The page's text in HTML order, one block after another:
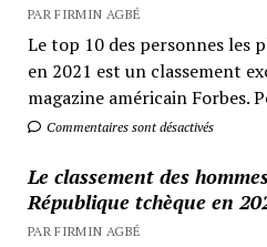
PAR FIRMIN AGBÉ
Le top 10 des personnes les
en 2021 est un classement
magazine américain Forbes.
Commentaires sont désactivés
Le classement des
République tchèque en
PAR FIRMIN AGBÉ